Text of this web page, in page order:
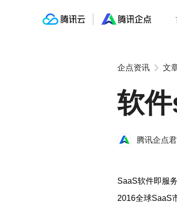
企点资讯 文
软
腾讯企点君
SaaS软件即服
2016全球SaaS